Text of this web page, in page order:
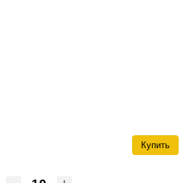
Купить